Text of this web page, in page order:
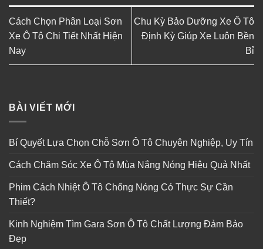
Cách Chọn Phân Loại Sơn
Xe Ô Tô Chi Tiết Nhất Hiện
Nay
Chu Kỳ Bảo Dưỡng Xe Ô Tô
Định Kỳ Giúp Xe Luôn Bền
Bỉ
BÀI VIẾT MỚI
Bí Quyết Lựa Chọn Chỗ Sơn Ô Tô Chuyên Nghiệp, Uy Tín
Cách Chăm Sóc Xe Ô Tô Mùa Nắng Nóng Hiệu Quả Nhất
Phim Cách Nhiệt Ô Tô Chống Nóng Có Thực Sự Cần
Thiết?
Kinh Nghiệm Tìm Gara Sơn Ô Tô Chất Lượng Đảm Bảo
Đẹp